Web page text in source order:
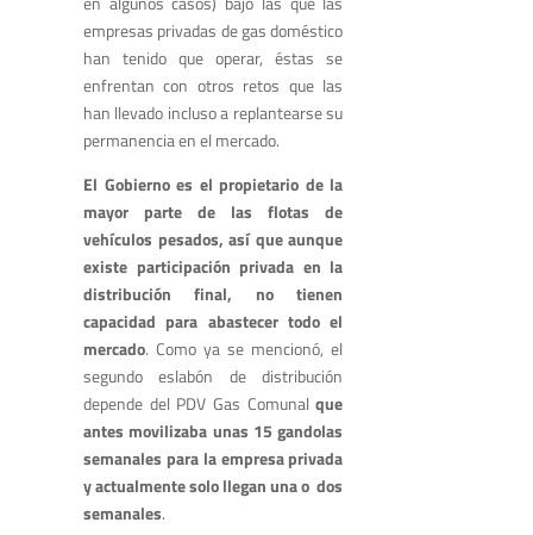
empresas privadas de gas doméstico
han tenido que operar, éstas se
enfrentan con otros retos que las
han llevado incluso a replantearse su
permanencia en el mercado.
El Gobierno es el propietario de la
mayor parte de las flotas de
vehículos pesados, así que aunque
existe participación privada en la
distribución final, no tienen
capacidad para abastecer todo el
mercado. Como ya se mencionó, el
segundo eslabón de distribución
depende del PDV Gas Comunalque
antes movilizaba unas 15 gandolas
semanales para la empresa privada
y actualmente solo llegan una o dos
semanales.